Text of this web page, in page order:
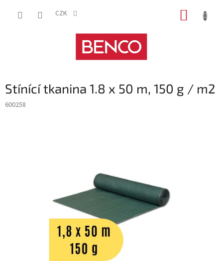
CZK
Stínící tkanina 1.8 x 50 m, 150 g / m2
600258